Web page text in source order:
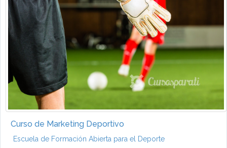
Curso de Marketing Deportivo
Escuela de Formación Abierta para el Deporte